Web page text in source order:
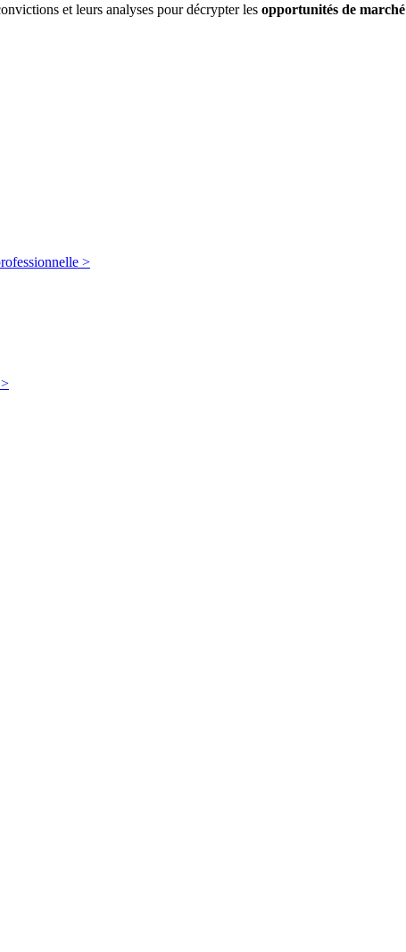
et leurs analyses pour décrypter les opportunités de marché
>